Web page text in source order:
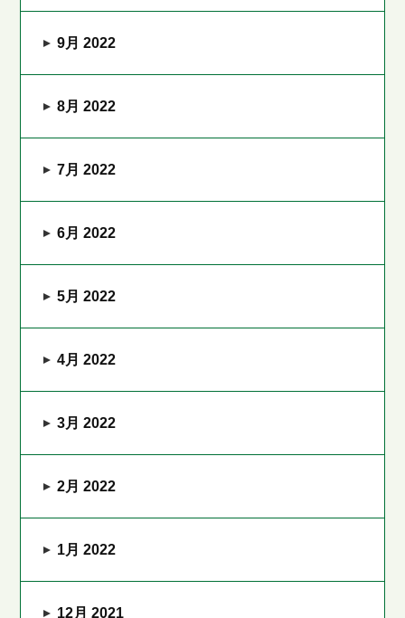
9月 2022
8月 2022
7月 2022
6月 2022
5月 2022
4月 2022
3月 2022
2月 2022
1月 2022
12月 2021